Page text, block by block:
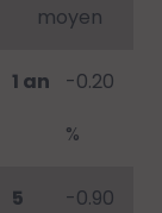
moyen
1 an
-0.20
%
5
-0.90